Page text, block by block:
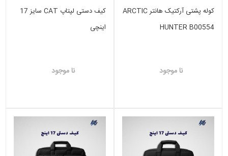
کوله پشتی آرکتیک هانتر ARCTIC
HUNTER B00554
نا موجود
کیف دستی لپتاپ CAT سایز 17
اینچی
نا موجود